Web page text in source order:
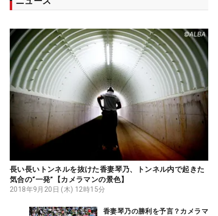
長い長いトンネルを抜けた香妻琴乃、トンネル内で起きた
気合の“一発”【カメラマンの景色】
2018年9月20日 (木) 12時15分
香妻琴乃の勝利を予言？カメラマ